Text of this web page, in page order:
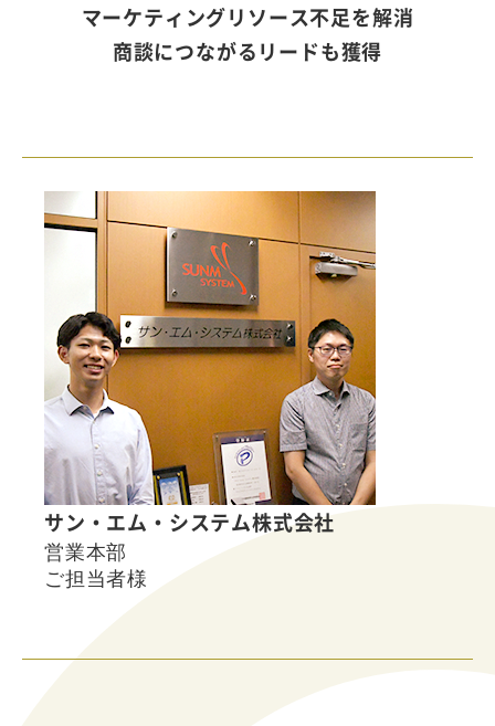
マーケティングリソース不足を解消
商談につながるリードも獲得
サン・エム・システム株式会社
営業本部
ご担当者様